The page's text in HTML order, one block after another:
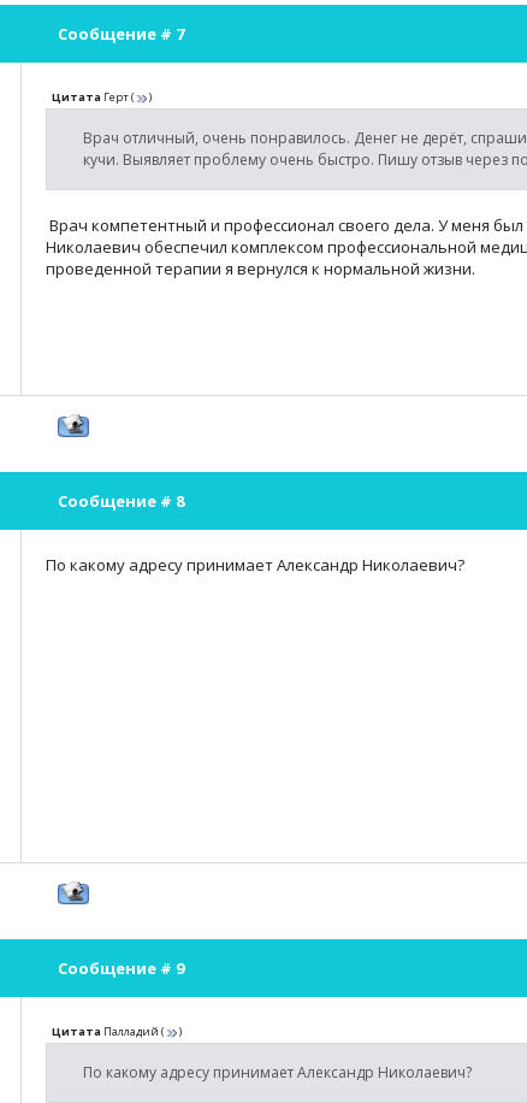
Сообщение # 7
Цитата Герт( )
Врач отличный, очень понравилось. Денег не дерёт,
кучи. Выявляет проблему очень быстро. Пишу отзыв через
Врач компетентный и профессионал своего дела. У меня
Николаевич обеспечил комплексом профессиональной
проведенной терапии я вернулся к нормальной жизни.
Сообщение # 8
По какому адресу принимает Александр Николаевич?
Сообщение # 9
Цитата Палладий ( )
По какому адресу принимает Александр Николаевич?